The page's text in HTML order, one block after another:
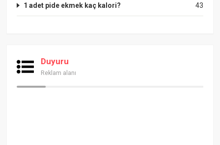
43
1 adet pide ekmek kaç kalori?
Duyuru
Reklam alanı